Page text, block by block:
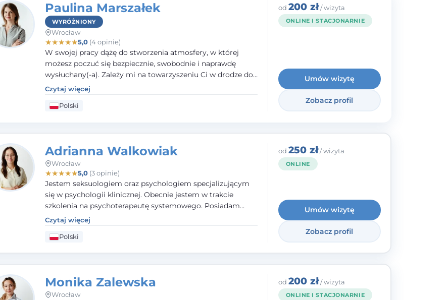
Paulina Marszałek
WYRÓŻNIONY
Wrocław
★★★★★5,0(4 opinie)
W swojej pracy dążę do stworzenia atmosfery, w której
możesz poczuć się bezpiecznie, swobodnie i naprawdę
wysłuchany(-a). Zależy mi na towarzyszeniu Ci w drodze do
większego dobrostanu, lepszego poznania siebie oraz
budowania wartościowych i satysfakcjonujących relacji -
zarówno z innymi, jak i z samym sobą. Możliwość bycia
Czytaj więcej
Polski
od 200 zł/ wizyta
ONLINE I STACJONARNIE
Umów wizytę
Zobacz profil
Adrianna Walkowiak
Wrocław
★★★★★5,0(3 opinie)
Jestem seksuologiem oraz psychologiem specjalizującym
się w psychologii klinicznej. Obecnie jestem w trakcie
szkolenia na psychoterapeutę systemowego. Posiadam
status członka nadzwyczajnego Wielkopolskiego
Towarzystwa Terapii Systemowej oraz należę do Polskiego
Towarzystwa Psychiatrycznego. W mojej pracy na
zasobach.
Czytaj więcej
Polski
od 250 zł/ wizyta
ONLINE
Umów wizytę
Zobacz profil
Monika Zalewska
Wrocław
od 200 zł/ wizyta
ONLINE I STACJONARNIE